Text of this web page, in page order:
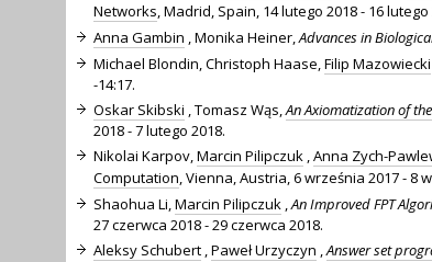
Networks , Madrid, Spain, 14 lutego 2018 - 16 lutego
Anna Gambin , Monika Heiner, Advances in
Michael Blondin, Christoph Haase, Filip Mazowiecki
-14:17.
Oskar Skibski , Tomasz Wąs, An Axiomatization of
2018 - 7 lutego 2018.
Nikolai Karpov, Marcin Pilipczuk Anna Zych-
Computation , Vienna, Austria, 6 września 2017 - 8
Shaohua Li, Marcin Pilipczuk An Improved FPT
27 czerwca 2018 - 29 czerwca 2018.
Aleksy Schubert Paweł Urzyczyn Answer set